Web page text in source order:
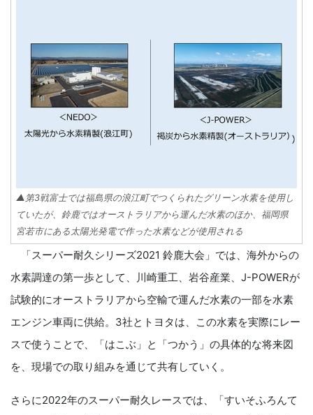
▲第3戦富士では福島県の浪江町でつくられたグリーン水素を使用し
ていたが、鈴鹿ではオーストラリアから運んだ水素のほか、福岡県
宮若市にある太陽光発電で作った水素などが使用される
「スーパー耐久シリーズ2021 鈴鹿大会」では、海外からの
水素調達の第一歩として、川崎重工、岩谷産業、J-POWERが
試験的にオーストラリアから空輸で運んだ水素の一部を水素
エンジン車両に供給。3社とトヨタは、この水素を実際にレー
スで使うことで、「はこぶ」と「つかう」の具体的な将来図
を、現場での取り組みを通じて共有していく。
さらに2022年のスーパー耐久レースでは、「すいそふろんて